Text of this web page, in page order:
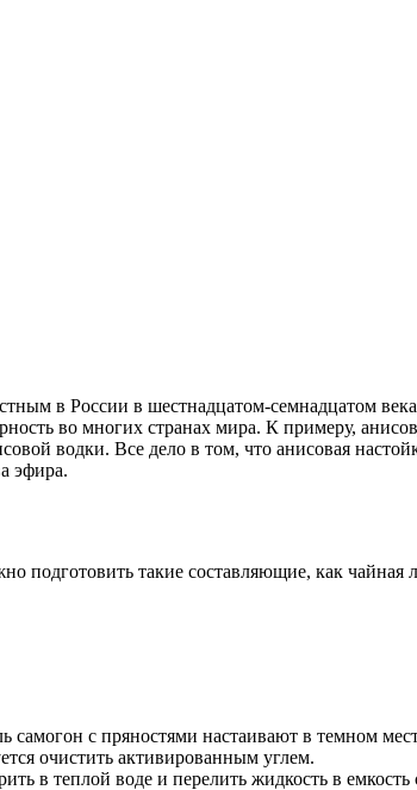
в России в шестнадцатом-семнадцатом
во многих странах мира. К примеру,
водки. Все дело в том, что анисовая
эфира.
подготовить такие составляющие, как чайная
самогон с пряностями настаивают в темном
очистить активированным углем.
в теплой воде и перелить жидкость в емкость